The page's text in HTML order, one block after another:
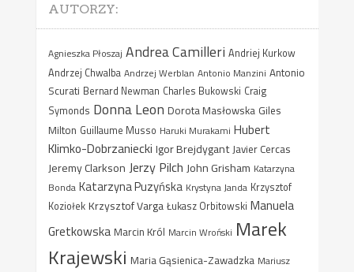
AUTORZY:
Agnieszka Płoszaj Andrea Camilleri Andriej Kurkow
Andrzej Chwalba Andrzej Werblan Antonio Manzini Antonio
Scurati Bernard Newman Charles Bukowski Craig
Symonds Donna Leon Dorota Masłowska Giles
Milton Guillaume Musso Haruki Murakami Hubert
Klimko-Dobrzaniecki Igor Brejdygant Javier Cercas
Jeremy Clarkson Jerzy Pilch John Grisham Katarzyna
Bonda Katarzyna Puzyńska Krystyna Janda Krzysztof
Koziołek Krzysztof Varga Łukasz Orbitowski Manuela
Gretkowska Marcin Król Marcin Wroński Marek
Krajewski Maria Gąsienica-Zawadzka Mariusz